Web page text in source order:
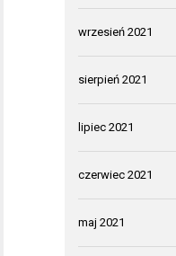
wrzesień 2021
sierpień 2021
lipiec 2021
czerwiec 2021
maj 2021